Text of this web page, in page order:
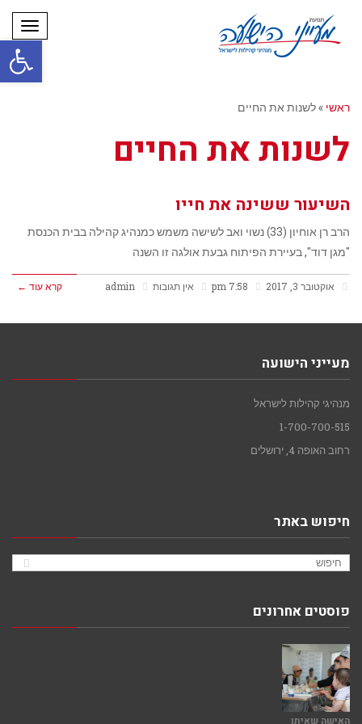
פתח
ראשי »לשנות את החיים
לשנות את החיים
השיעור ששינה את חייו
הרב רן אוחיון (33) נשוי ואב לשישה משמש כמנהיג קהילה בבית הכנסת
"מגן דוד", בעיירת הפיתוח גבעת אולגה זו השנה
אוקטובר 3, 2017 אין תגובות admin קרא עוד ←
מעייני הישועה
מנהיגי קהילות לישראל
1-700-700-515
רחוב האופה 4, ירושלים
חיפוש באתר
פוסטים אחרונים
האישה שאיתו